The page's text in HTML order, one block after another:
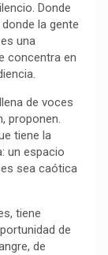
Donde
la gente
una
concentra en
de voces
proponen.
tiene la
un espacio
sea caótica
tiene
de
de